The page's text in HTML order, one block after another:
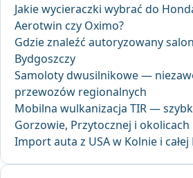
Jakie wycieraczki wybrać do
Aerotwin czy Oximo?
Gdzie znaleźć autoryzowany
Bydgoszczy
Samoloty dwusilnikowe —
przewozów regionalnych
Mobilna wulkanizacja TIR —
Gorzowie, Przytocznej i okolicach
Import auta z USA w Kolnie i całej